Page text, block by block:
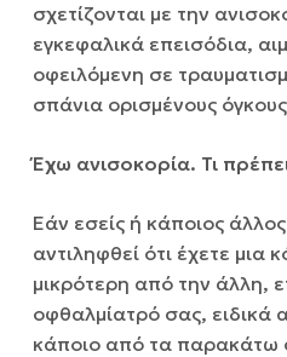
σχετίζονται με την
εγκεφαλικά επεισόδια,
οφειλόμενη σε
σπάνια ορισμένους
Έχω ανισοκορία. Τι
Εάν εσείς ή κάποιος
αντιληφθεί ότι έχετε μια
μικρότερη από την άλλη,
οφθαλμίατρό σας, ειδικά
κάποιο από τα παρακάτω